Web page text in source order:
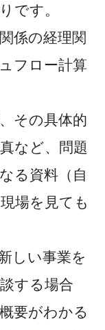
です。
係の経理関
フロー計算
その具体的
など、問題
る資料（自
場を見ても
しい事業を
する場合
要がわかる